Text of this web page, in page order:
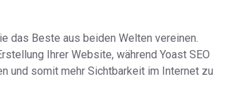
das Beste aus beiden Welten vereinen.
Ihrer Website, während Yoast SEO
und somit mehr Sichtbarkeit im Internet zu